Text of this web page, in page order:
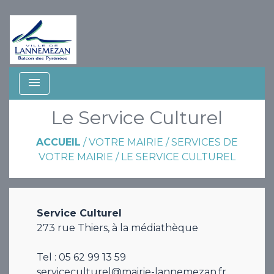
menu
Le Service Culturel
ACCUEIL /VOTRE MAIRIE /SERVICES DE
VOTRE MAIRIE / LE SERVICE CULTUREL
Service Culturel
273 rue Thiers, à la médiathèque
Tel : 05 62 99 13 59